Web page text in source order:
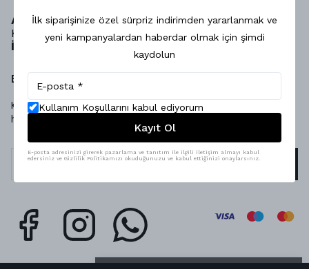
Adres:Bostanlı Mahallesi Aşık Veysel Sokak No26 A
Karşıyaka İzmir
İletişim
: 05302205846
E-BÜLTEN KAYIT
Kampanyalarımızdan ve indirimlerimizden güncel olarak
haberdar olun.
İlk siparişinize özel sürpriz indirimden yararlanmak ve
yeni kampanyalardan haberdar olmak için şimdi
kaydolun
Kullanım Koşullarını kabul ediyorum
Kayıt Ol
E-posta adresinizi girerek pazarlama ve tanıtım ile ilgili iletişim almayı kabul
edersiniz ve Gizlilik Politikamızı okuduğunuzu ve kabul ettiğinizi onaylarsınız.